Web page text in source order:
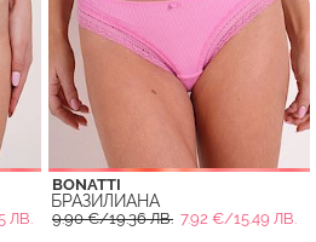
ЛВ.
BONATTI
БРАЗИЛИАНА
9.90 €/19.36 ЛВ. 7.92 €/15.49 ЛВ.